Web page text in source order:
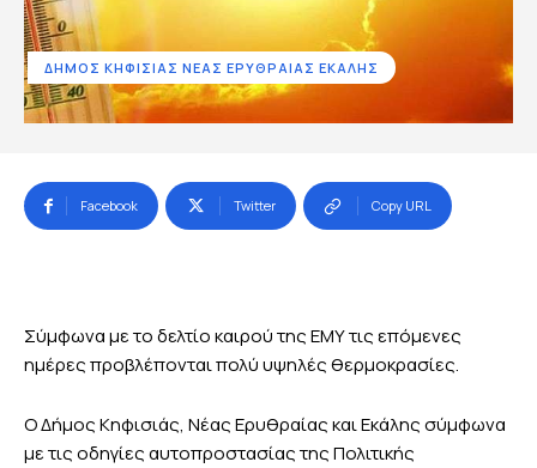
ΔΗΜΟΣ ΚΗΦΙΣΙΑΣ ΝΕΑΣ ΕΡΥΘΡΑΙΑΣ ΕΚΑΛΗΣ
Facebook Twitter Copy URL
Σύμφωνα με το δελτίο καιρού της ΕΜΥ τις επόμενες
ημέρες προβλέπονται πολύ υψηλές θερμοκρασίες.
Ο Δήμος Κηφισιάς, Νέας Ερυθραίας και Εκάλης σύμφωνα
με τις οδηγίες αυτοπροστασίας της Πολιτικής